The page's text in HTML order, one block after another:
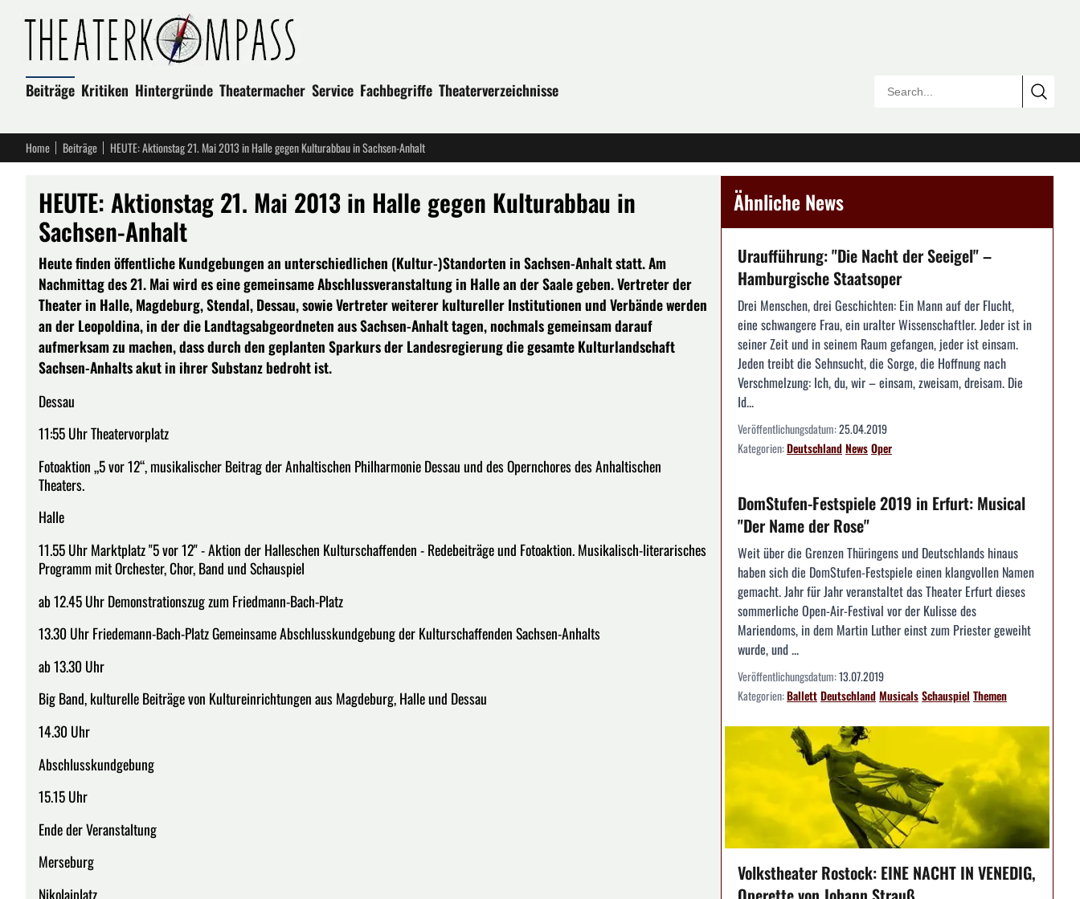
Beiträge Kritiken Hintergründe Theatermacher Service Fachbegriffe Theaterverzeichnisse
Home Beiträge HEUTE: Aktionstag 21. Mai 2013 in Halle gegen Kulturabbau in Sachsen-Anhalt
HEUTE: Aktionstag 21. Mai 2013 in Halle gegen Kulturabbau in
Sachsen-Anhalt
Heute finden öffentliche Kundgebungen an unterschiedlichen (Kultur-)Standorten in Sachsen-Anhalt statt. Am
Nachmittag des 21. Mai wird es eine gemeinsame Abschlussveranstaltung in Halle an der Saale geben. Vertreter der
Theater in Halle, Magdeburg, Stendal, Dessau, sowie Vertreter weiterer kultureller Institutionen und Verbände werden
an der Leopoldina, in der die Landtagsabgeordneten aus Sachsen-Anhalt tagen, nochmals gemeinsam darauf
aufmerksam zu machen, dass durch den geplanten Sparkurs der Landesregierung die gesamte Kulturlandschaft
Sachsen-Anhalts akut in ihrer Substanz bedroht ist.
Dessau
11:55 Uhr Theatervorplatz
Fotoaktion „5 vor 12“, musikalischer Beitrag der Anhaltischen Philharmonie Dessau und des Opernchores des Anhaltischen
Theaters.
Halle
11.55 Uhr Marktplatz "5 vor 12" - Aktion der Halleschen Kulturschaffenden - Redebeiträge und Fotoaktion. Musikalisch-literarisches
Programm mit Orchester, Chor, Band und Schauspiel
ab 12.45 Uhr Demonstrationszug zum Friedmann-Bach-Platz
13.30 Uhr Friedemann-Bach-Platz Gemeinsame Abschlusskundgebung der Kulturschaffenden Sachsen-Anhalts
ab 13.30 Uhr
Big Band, kulturelle Beiträge von Kultureinrichtungen aus Magdeburg, Halle und Dessau
14.30 Uhr
Abschlusskundgebung
15.15 Uhr
Ende der Veranstaltung
Merseburg
Nikolaiplatz
Ähnliche News
Uraufführung: "Die Nacht der Seeigel" –
Hamburgische Staatsoper
Drei Menschen, drei Geschichten: Ein Mann auf der Flucht,
eine schwangere Frau, ein uralter Wissenschaftler. Jeder ist in
seiner Zeit und in seinem Raum gefangen, jeder ist einsam.
Jeden treibt die Sehnsucht, die Sorge, die Hoffnung nach
Verschmelzung: Ich, du, wir – einsam, zweisam, dreisam. Die
Id...
Veröffentlichungsdatum:25.04.2019
Kategorien:DeutschlandNewsOper
DomStufen-Festspiele 2019 in Erfurt: Musical
"Der Name der Rose"
Weit über die Grenzen Thüringens und Deutschlands hinaus
haben sich die DomStufen-Festspiele einen klangvollen Namen
gemacht. Jahr für Jahr veranstaltet das Theater Erfurt dieses
sommerliche Open-Air-Festival vor der Kulisse des
Mariendoms, in dem Martin Luther einst zum Priester geweiht
wurde, und ...
Veröffentlichungsdatum:13.07.2019
Kategorien:BallettDeutschlandMusicalsSchauspiel Themen
Volkstheater Rostock: EINE NACHT IN VENEDIG,